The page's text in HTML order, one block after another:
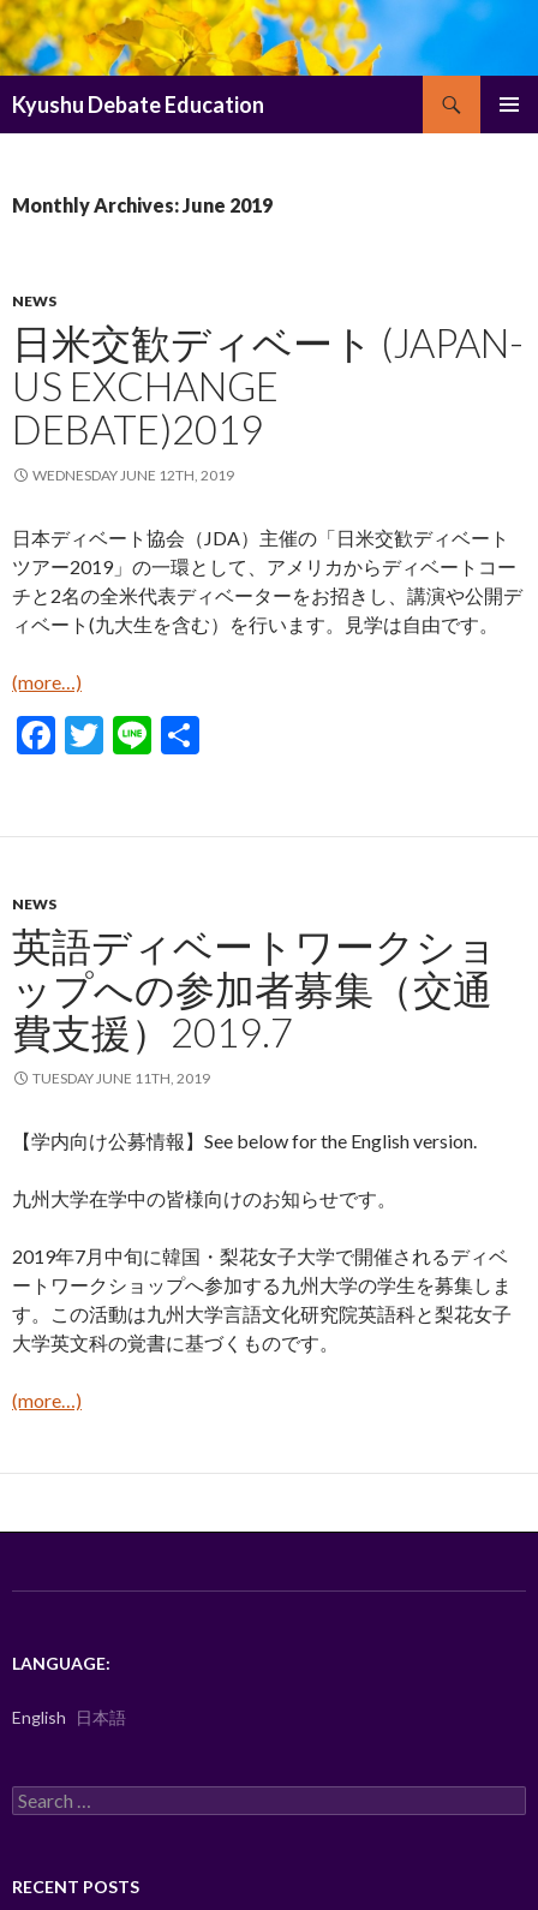
Kyushu Debate Education
Monthly Archives: June 2019
NEWS
日米交歓ディベート (JAPAN-
US EXCHANGE
DEBATE)2019
WEDNESDAY JUNE 12TH, 2019
日本ディベート協会（JDA）主催の「日米交歓ディベート
ツアー2019」の一環として、アメリカからディベートコー
チと2名の全米代表ディベーターをお招きし、講演や公開デ
ィベート(九大生を含む）を行います。見学は自由です。
(more…)
F
b
o
o
k
T
er
Li
e
NEWS
英語ディベートワークショ
ップへの参加者募集（交通
費支援）2019.7
TUESDAY JUNE 11TH, 2019
【学内向け公募情報】See below for the English version.
九州大学在学中の皆様向けのお知らせです。
2019年7月中旬に韓国・梨花女子大学で開催されるディベ
ートワークショップへ参加する九州大学の学生を募集しま
す。この活動は九州大学言語文化研究院英語科と梨花女子
大学英文科の覚書に基づくものです。
(more…)
LANGUAGE:
English 日本語
Search
for:
RECENT POSTS